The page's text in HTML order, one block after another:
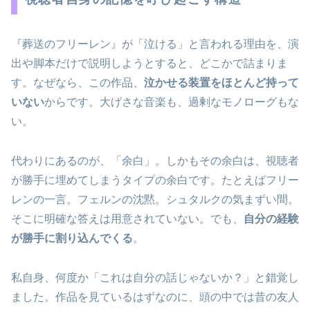
『葬送のフリーレン』が「泣ける」と言われる理由を、演
出や脚本だけで説明しようとすると、どこかで詰まりま
す。なぜなら、この作品、 泣かせる装置をほとんど持って
いないからです。大げさな音楽も、過剰なモノローグもな
い。
代わりにあるのが、「余白」。しかもその余白は、視聴者
が勝手に埋めてしまうタイプの余白です。たとえばフリー
レンの一言。フェルンの沈黙。シュタルクの気まずい間。
そこに明確な答えは用意されていない。でも、
自分の経験
が勝手に割り込んでくる。
私自身、何度か「これは自分の話じゃないか？」と錯覚し
ました。作品を見ているはずなのに、頭の中では昔の友人